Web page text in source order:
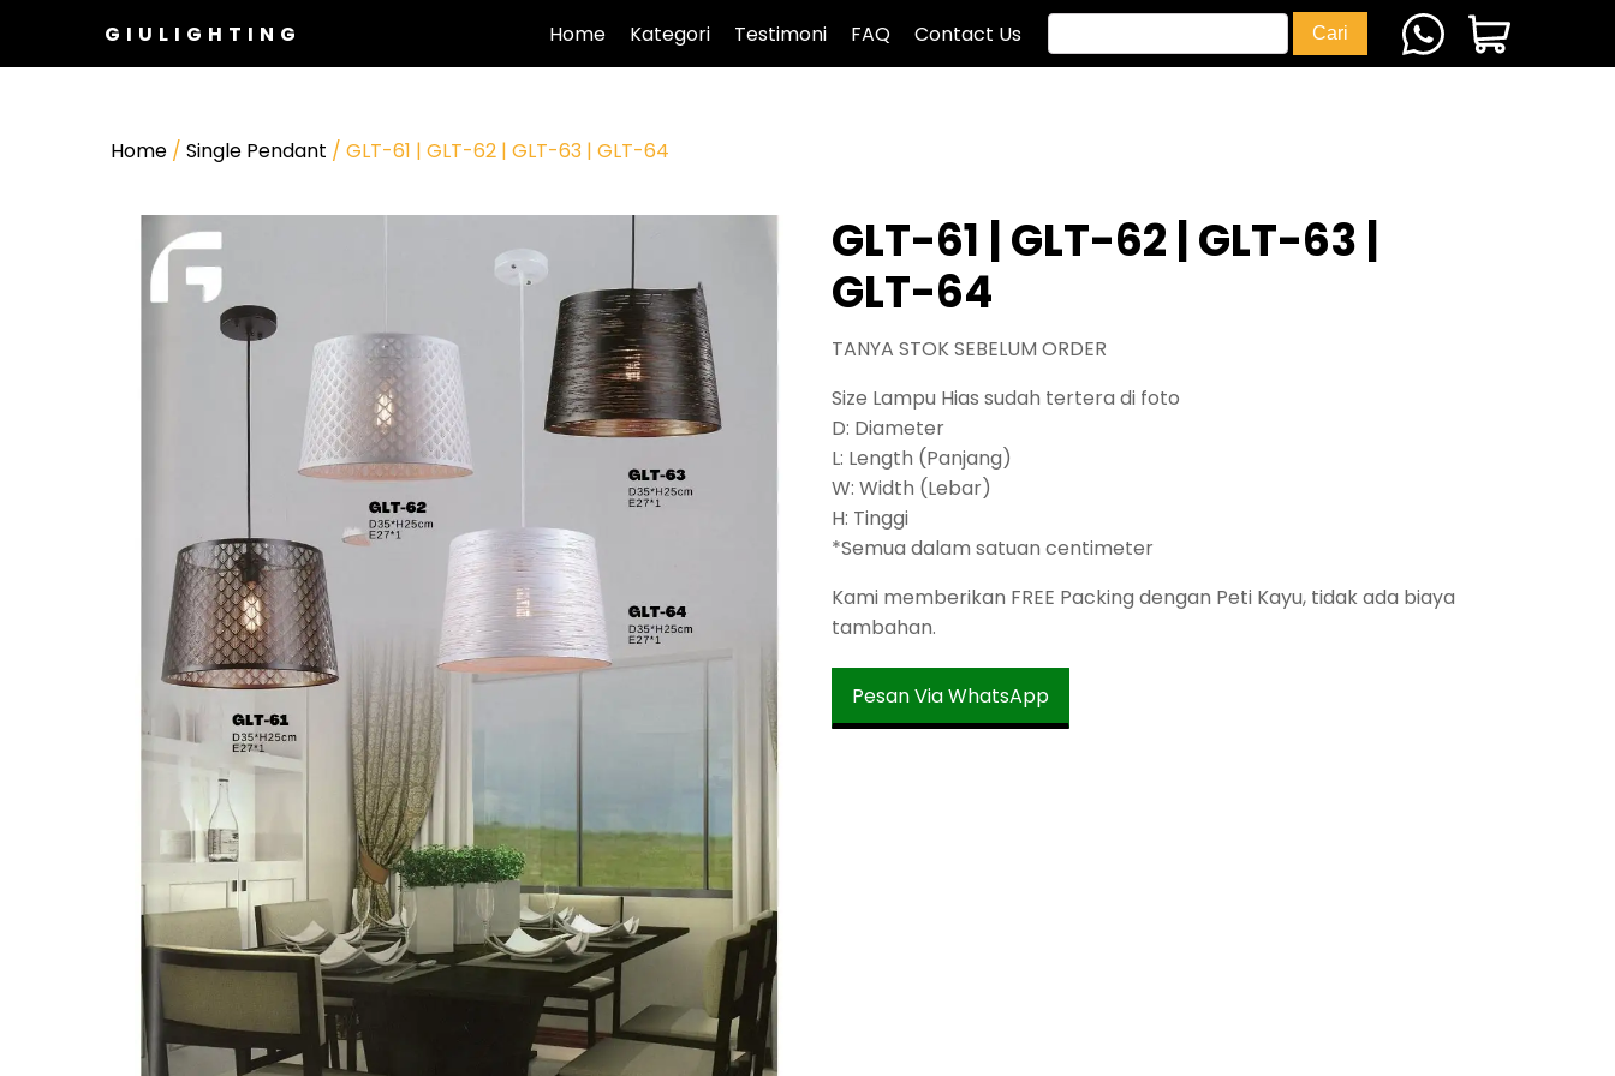
GIULIGHTING Home Kategori Testimoni FAQ Contact Us
Home / Single Pendant / GLT-61 | GLT-62 | GLT-63 | GLT-64
GLT-61 | GLT-62 | GLT-63 |
GLT-64
TANYA STOK SEBELUM ORDER
Size Lampu Hias sudah tertera di foto
D: Diameter
L: Length (Panjang)
W: Width (Lebar)
H: Tinggi
*Semua dalam satuan centimeter
Kami memberikan FREE Packing dengan Peti Kayu, tidak ada biaya
tambahan.
Pesan Via WhatsApp